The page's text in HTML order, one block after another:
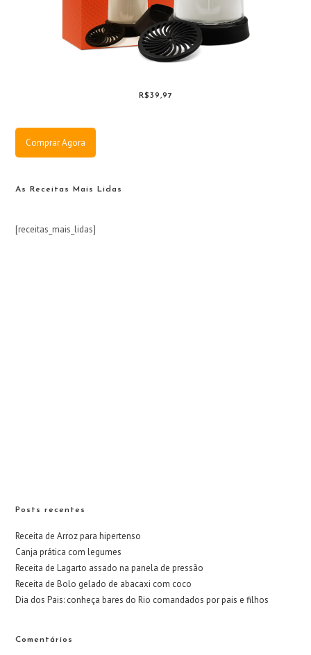
R$39,97
Comprar Agora
As Receitas Mais Lidas
[receitas_mais_lidas]
Posts recentes
Receita de Arroz para hipertenso
Canja prática com legumes
Receita de Lagarto assado na panela de pressão
Receita de Bolo gelado de abacaxi com coco
Dia dos Pais: conheça bares do Rio comandados por pais e filhos
Comentários